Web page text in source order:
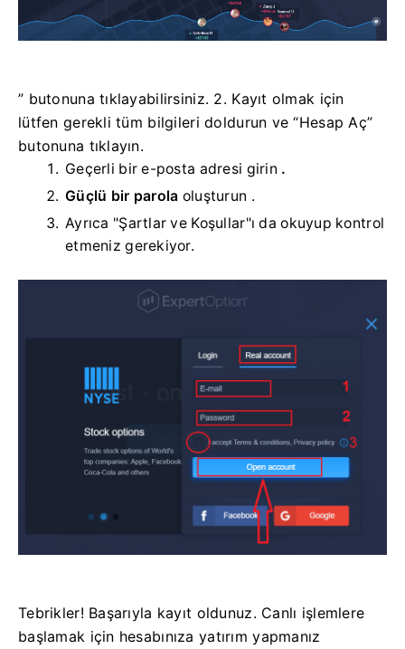
” butonuna tıklayabilirsiniz. 2. Kayıt olmak için
lütfen gerekli tüm bilgileri doldurun ve “Hesap Aç”
butonuna tıklayın.
Geçerli bir e-posta adresi girin .
Güçlü bir parola oluşturun .
Ayrıca "Şartlar ve Koşullar"ı da okuyup kontrol
etmeniz gerekiyor.
Tebrikler! Başarıyla kayıt oldunuz. Canlı işlemlere
başlamak için hesabınıza yatırım yapmanız